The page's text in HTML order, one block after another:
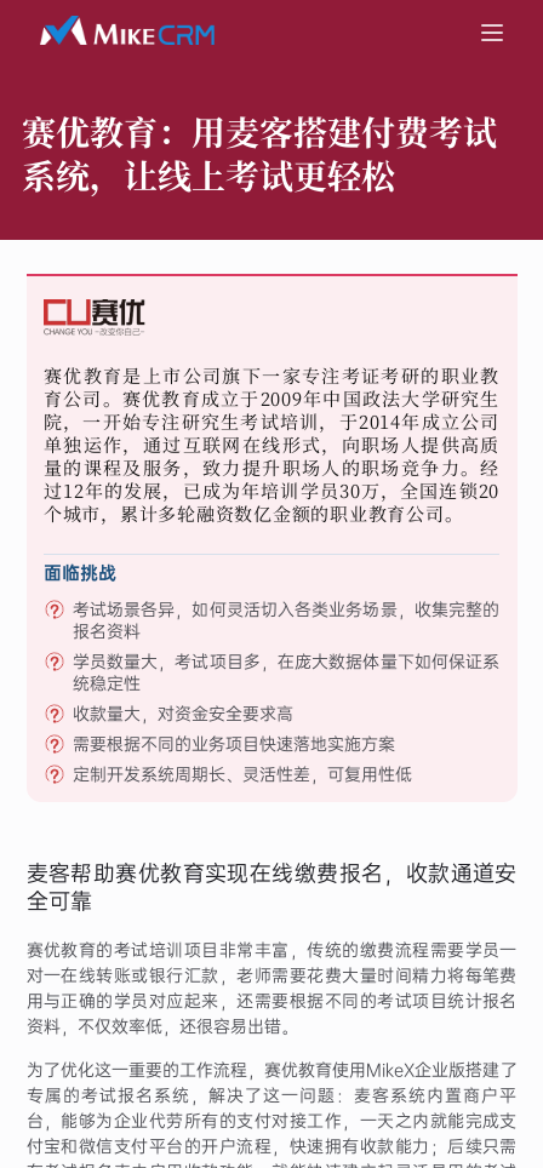
赛优教育： 用麦客搭建付费考试
系统，让线上考试更轻松
赛优教育是上市公司旗下一家专注考证考研的职业教
育公司。赛优教育成立于2009年中国政法大学研究生
院，一开始专注研究生考试培训，于2014年成立公司
单独运作，通过互联网在线形式，向职场人提供高质
量的课程及服务，致力提升职场人的职场竞争力。经
过12年的发展，已成为年培训学员30万，全国连锁20
个城市，累计多轮融资数亿金额的职业教育公司。
面临挑战
考试场景各异，如何灵活切入各类业务场景，收集完整的
报名资料
学员数量大，考试项目多，在庞大数据体量下如何保证系
统稳定性
收款量大，对资金安全要求高
需要根据不同的业务项目快速落地实施方案
定制开发系统周期长、灵活性差，可复用性低
麦客帮助赛优教育实现在线缴费报名，收款通道安
全可靠
赛优教育的考试培训项目非常丰富，传统的缴费流程需要学员一
对一在线转账或银行汇款，老师需要花费大量时间精力将每笔费
用与正确的学员对应起来，还需要根据不同的考试项目统计报名
资料，不仅效率低，还很容易出错。
为了优化这一重要的工作流程，赛优教育使用MikeX企业版搭建了
专属的考试报名系统，解决了这一问题：麦客系统内置商户平
台，能够为企业代劳所有的支付对接工作，一天之内就能完成支
付宝和微信支付平台的开户流程，快速拥有收款能力；后续只需